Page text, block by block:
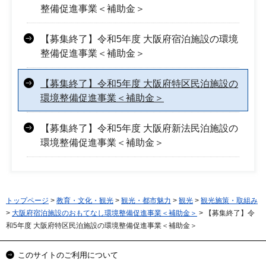
整備促進事業＜補助金＞
【募集終了】令和5年度 大阪府宿泊施設の環境
整備促進事業＜補助金＞
【募集終了】令和5年度 大阪府特区民泊施設の
環境整備促進事業＜補助金＞
【募集終了】令和5年度 大阪府新法民泊施設の
環境整備促進事業＜補助金＞
トップページ > 教育・文化・観光 > 観光・都市魅力 > 観光 > 観光施策・取組み
> 大阪府宿泊施設のおもてなし環境整備促進事業＜補助金＞ > 【募集終了】令
和5年度 大阪府特区民泊施設の環境整備促進事業＜補助金＞
このサイトのご利用について